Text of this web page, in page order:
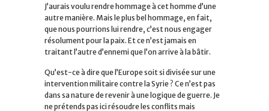
J’aurais voulu rendre hommage à cet homme d’une
autre manière. Mais le plus bel hommage, en fait,
que nous pourrions lui rendre, c’est nous engager
résolument pour la paix. Et ce n’est jamais en
traitant l’autre d’ennemi que l’on arrive à la bâtir.
Qu’est-ce à dire que l’Europe soit si divisée sur une
intervention militaire contre la Syrie ? Ce n’est pas
dans sa nature de revenir à une logique de guerre. Je
ne prétends pas ici résoudre les conflits mais